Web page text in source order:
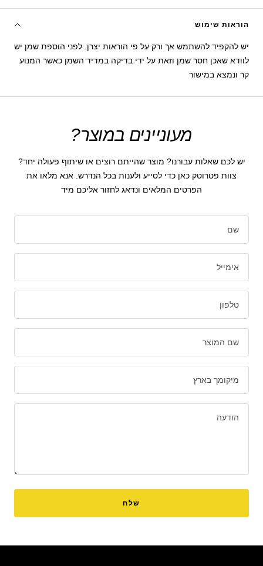
הוראות שימוש
יש להקפיד להשתמש אך ורק על פי הוראות יצרן. לפני הוספת שמן יש
לוודא שאכן חסר שמן וזאת על ידי בדיקה במדיד השמן כאשר המנוע
קר ונמצא במישור
מעוניינים במוצר?
יש לכם שאלות עבורנו? מוצר שהייתם רוצים או שיתוף פעולה יחד?
צוות פטרוטק כאן כדי לסייע ולענות בכל הנדרש. אנא מלאו את
הפרטים המלאים ונדאג לחזור אליכם מיד
שם
אימייל
טלפון
שם המוצר
מיקומך בארץ
הודעה
שלח